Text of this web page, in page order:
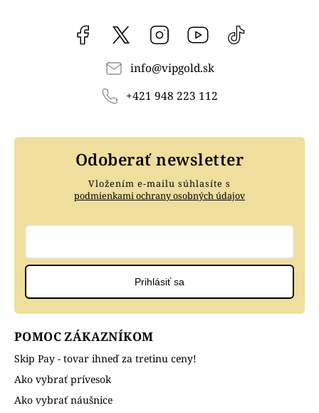
Facebook vipgoldsk Instagram YouTube
info@vipgold.sk
+421 948 223 112
POMOC ZÁKAZNÍKOM
Skip Pay - tovar ihneď za tretinu ceny!
Ako vybrať prívesok
Ako vybrať náušnice
Odoberať newsletter
Vložením e-mailu súhlasíte s
podmienkami ochrany osobných údajov
Prihlásiť sa